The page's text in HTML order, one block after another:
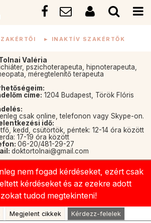
► INAKTÍV SZAKÉRTŐK
Valéria
pszichoterapeuta, hipnoterapeuta,
méregtelenítő terapeuta
címe: 1204 Budapest, Török Flóris
csak online, telefonon vagy Skype-on.
idő:
kedd, csütörtök, péntek: 12-14 óra között
17-19 óra között
06-20/481-29-27
doktortolnai@gmail.com
nem fogad kérdéseket, ezért csak
kérdéseket és az ezekre adott
tudod megtekinteni!
Megjelent cikkek Kérdezz-felelek